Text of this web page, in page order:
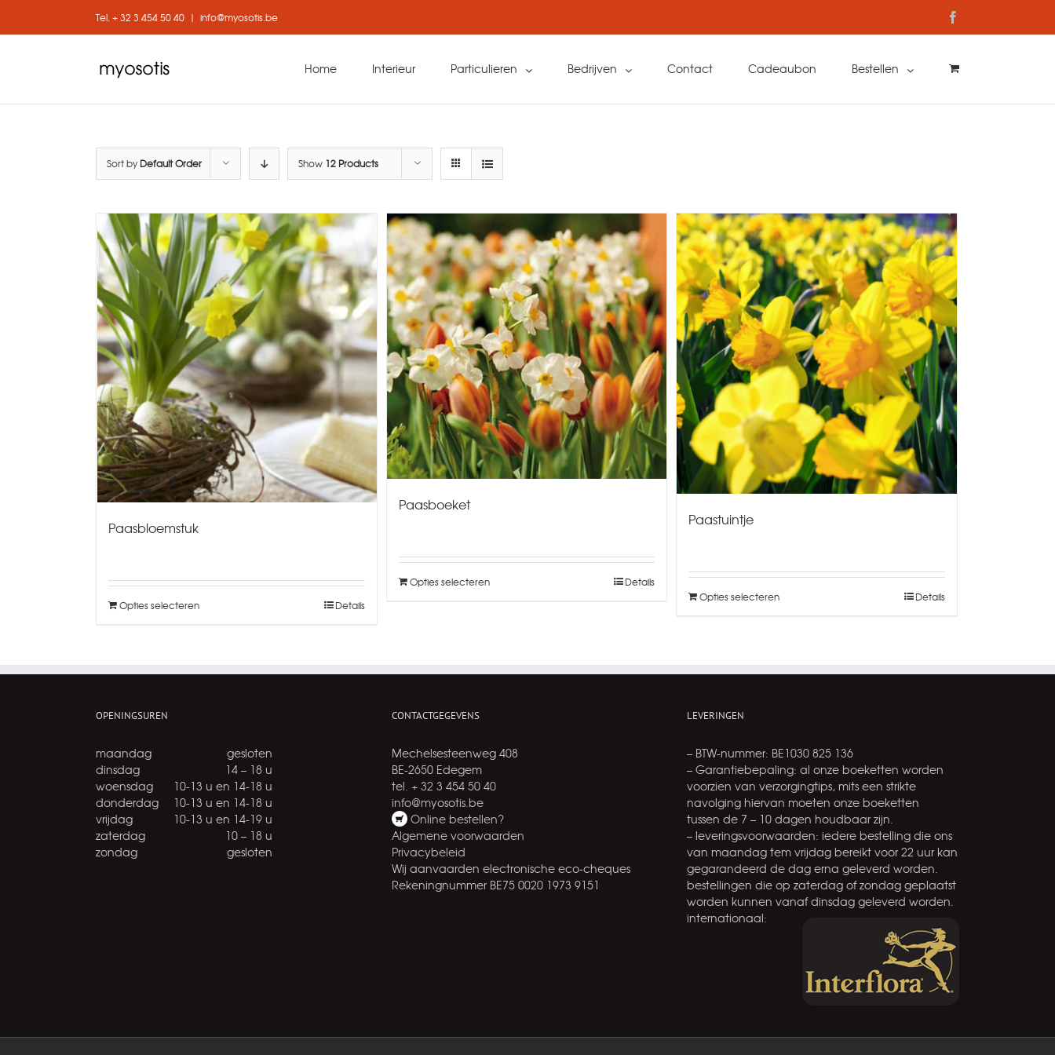
content
Tel. + 32 3 454 50 40 | info@myosotis.be
Home Interieur Particulieren Bedrijven Contact Cadeaubon Bestellen
Sort byDefault Order Show 12 Products
Paasbloemstuk
Opties selecteren Details
Paasboeket
Opties selecteren Details
Paastuintje
Opties selecteren Details
OPENINGSUREN
maandag
gesloten
dinsdag
14 – 18 u
woensdag
10-13 u en 14-18 u
donderdag
10-13 u en 14-18 u
vrijdag
10-13 u en 14-19 u
zaterdag
10 – 18 u
zondag
gesloten
CONTACTGEGEVENS
Mechelsesteenweg 408
BE-2650 Edegem
tel. + 32 3 454 50 40
info@myosotis.be
Online bestellen?
Algemene voorwaarden
Privacybeleid
Wij aanvaarden electronische eco-cheques
Rekeningnummer BE75 0020 1973 9151
LEVERINGEN
– BTW-nummer: BE1030 825 136
– Garantiebepaling: al onze boeketten worden
voorzien van verzorgingtips, mits een strikte
navolging hiervan moeten onze boeketten
tussen de 7 – 10 dagen houdbaar zijn.
– leveringsvoorwaarden: iedere bestelling die ons
van maandag tem vrijdag bereikt voor 22 uur kan
gegarandeerd de dag erna geleverd worden.
bestellingen die op zaterdag of zondag geplaatst
worden kunnen vanaf dinsdag geleverd worden.
internationaal: